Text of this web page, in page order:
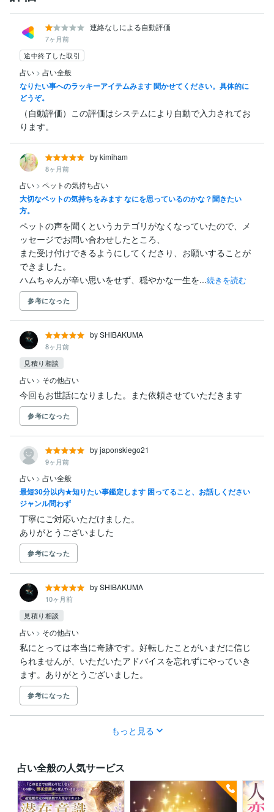
連絡なしによる自動評価
7ヶ月前
途中終了した取引
占い > 占い全般
なりたい事へのラッキーアイテムみます 聞かせてください。具体的に
どうぞ。
（自動評価）この評価はシステムにより自動で入力されてお
ります。
by kimiham
8ヶ月前
占い > ペットの気持ち占い
大切なペットの気持ちをみます なにを思っているのかな？聞きたい
方。
ペットの声を聞くというカテゴリがなくなっていたので、メ
ッセージでお問い合わせしたところ、
また受け付けできるようにしてくださり、お願いすることが
できました。
ハムちゃんが辛い思いをせず、穏やかな一生を...続きを読む
参考になった
by SHIBAKUMA
8ヶ月前
見積り相談
占い > その他占い
今回もお世話になりました。また依頼させていただきます
参考になった
by japonskiego21
9ヶ月前
占い > 占い全般
最短30分以内★知りたい事鑑定します 困ってること、お話しください
ジャンル問わず
丁寧にご対応いただけました。
ありがとうございました
参考になった
by SHIBAKUMA
10ヶ月前
見積り相談
占い > その他占い
私にとっては本当に奇跡です。好転したことがいまだに信じ
られませんが、いただいたアドバイスを忘れずにやっていき
ます。ありがとうございました。
参考になった
もっと見る
占い全般の人気サービス